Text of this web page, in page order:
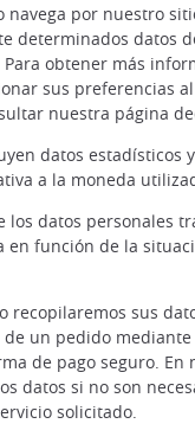
navega por nuestro
determinados datos
obtener más
sus preferencias
nuestra página
datos estadísticos
a la moneda
los datos personales
en función de la
recopilaremos sus
un pedido
de pago seguro. En
datos si no son
solicitado.